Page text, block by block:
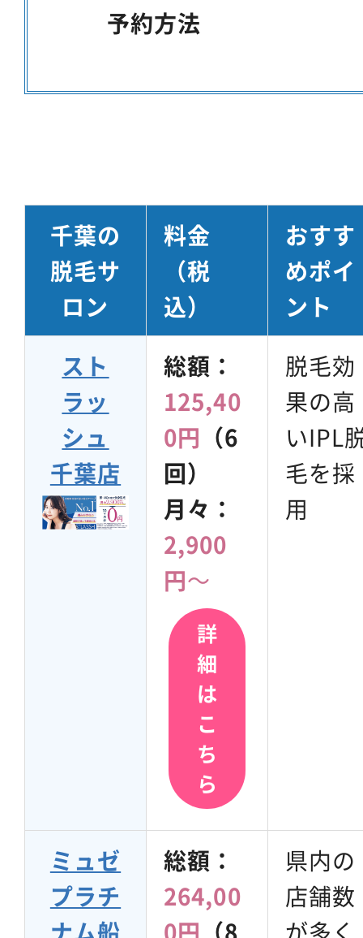
予約方法
千葉の
脱毛サ
ロン
料金
（税
込）
おすす
めポイ
ント
スト
ラッ
シュ
千葉店
総額：
125,40
0円 （6
回）
月々：
2,900
円～
詳
細
は
こ
ち
ら
脱毛効
果の高
いIPL
毛を採
用
ミュゼ
プラチ
総額：
264,00
県内の
店舗数